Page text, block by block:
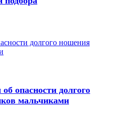
долгого ношения
опасности долгого
мальчиками